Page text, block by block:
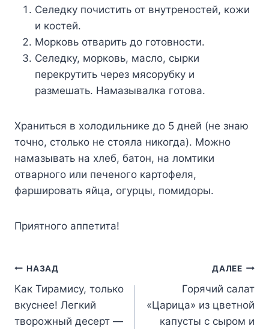
Селедку почистить от внутреностей, кожи
и костей.
Морковь отварить до готовности.
Селедку, морковь, масло, сырки
перекрутить через мясорубку и
размешать. Намазывалка готова.
Храниться в холодильнике до 5 дней (не знаю
точно, столько не стояла никогда). Можно
намазывать на хлеб, батон, на ломтики
отварного или печеного картофеля,
фаршировать яйца, огурцы, помидоры.
Приятного аппетита!
Навигация
по
записям
НАЗАД
Как Тирамису, только
вкуснее! Легкий
творожный десерт —
ДАЛЕЕ
Горячий салат
«Царица» из цветной
капусты с сыром и